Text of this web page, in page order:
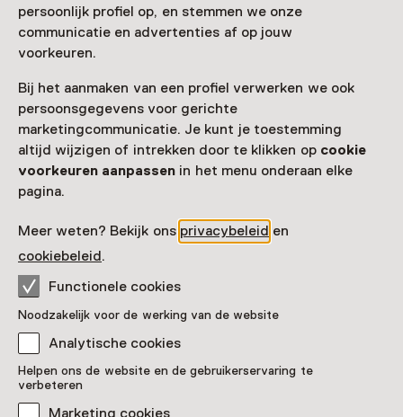
persoonlijk profiel op, en stemmen we onze
communicatie en advertenties af op jouw
voorkeuren.
Bij het aanmaken van een profiel verwerken we ook
persoonsgegevens voor gerichte
marketingcommunicatie. Je kunt je toestemming
altijd wijzigen of intrekken door te klikken op cookie
voorkeuren aanpassen in het menu onderaan elke
pagina.
Meer weten? Bekijk ons privacybeleid en
cookiebeleid.
Functionele cookies
Noodzakelijk voor de werking van de website
Analytische cookies
Helpen ons de website en de gebruikerservaring te
verbeteren
Marketing cookies
Gezicht op de Houtgracht
Pronkstuk